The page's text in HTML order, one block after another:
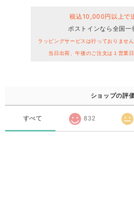
税込10,000円以上で
ポストインなら全国
ラッピングサービスは行っておりませ
当日出荷、午後のご注文は１営業
ショップの評
すべて 832